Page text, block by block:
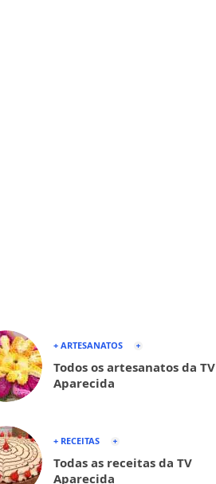
+ ARTESANATOS
Todos os artesanatos da TV
Aparecida
+ RECEITAS
Todas as receitas da TV
Aparecida